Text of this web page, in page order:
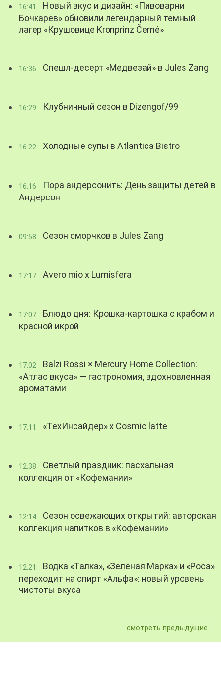
16:41
Новый вкус и дизайн: «Пивоварни
Бочкарев» обновили легендарный темный
лагер «Крушовице Kronprinz Černé»
16:36 Спешл-десерт «Медвезай» в Jules Zang
16:29 Клубничный сезон в Dizengof/99
16:22 Холодные супы в Atlantica Bistro
16:16
Пора андерсонить: День защиты детей в
Андерсон
09:58 Сезон сморчков в Jules Zang
17:17 Avero mio x Lumisfera
17:07
Блюдо дня: Крошка-картошка с крабом и
красной икрой
17:02
Balzi Rossi × Mercury Home Collection:
«Атлас вкуса» — гастрономия, вдохновленная
ароматами
17:11 «ТехИнсайдер» х Cosmic latte
12:38
Светлый праздник: пасхальная
коллекция от «Кофемании»
12:14
Сезон освежающих открытий: авторская
коллекция напитков в «Кофемании»
12:21
Водка «Талка», «Зелёная Марка» и «Роса»
переходит на спирт «Альфа»: новый уровень
чистоты вкуса
смотреть предыдущие